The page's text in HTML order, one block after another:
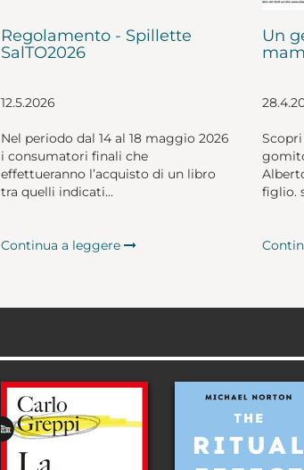
Regolamento - Spillette
SalTO2026
12.5.2026
Nel periodo dal 14 al 18 maggio 2026
i consumatori finali che
effettueranno l’acquisto di un libro
tra quelli indicati...
Continua a leggere
Un
figlio.